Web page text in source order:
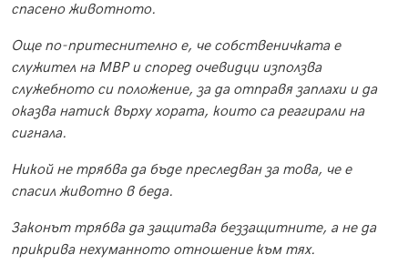
спасено животното.
Още по-притеснително е, че собственичката е
служител на МВР и според очевидци използва
служебното си положение, за да отправя заплахи и да
оказва натиск върху хората, които са реагирали на
сигнала.
Никой не трябва да бъде преследван за това, че е
спасил животно в беда.
Законът трябва да защитава беззащитните, а не да
прикрива нехуманното отношение към тях.